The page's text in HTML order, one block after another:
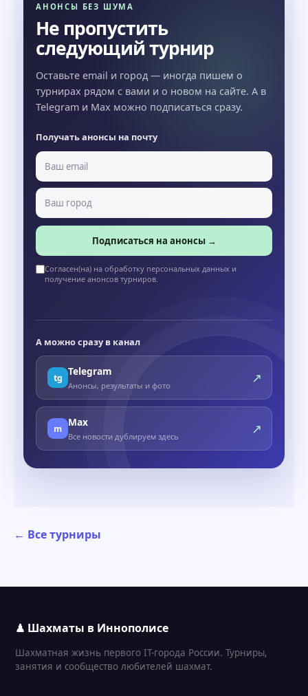
АНОНСЫ БЕЗ ШУМА
Не пропустить
следующий турнир
Оставьте email и город — иногда пишем о
турнирах рядом с вами и о новом на сайте. А в
Telegram и Max можно подписаться сразу.
Получать анонсы на почту
Подписаться на анонсы →
Согласен(на) на обработку персональных данных и
получение анонсов турниров.
А можно сразу в канал
tg Telegram
Анонсы, результаты и фото ↗
m Max
Все новости дублируем здесь ↗
← Все турниры
♟ Шахматы в Иннополисе
Шахматная жизнь первого IT-города России. Турниры,
занятия и сообщество любителей шахмат.